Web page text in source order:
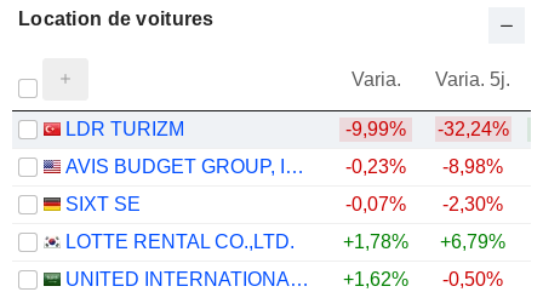
Location de voitures
Varia. Varia. 5j.
LDR TURIZM -9,99% -32,24%
AVIS BUDGET GROUP, INC.
-0,23% -8,98%
SIXT SE
-0,07% -2,30%
LOTTE RENTAL CO.,LTD.
+1,78% +6,79%
UNITED INTERNATIONAL TRANSPORTATION COMPANY
+1,62% -0,50%